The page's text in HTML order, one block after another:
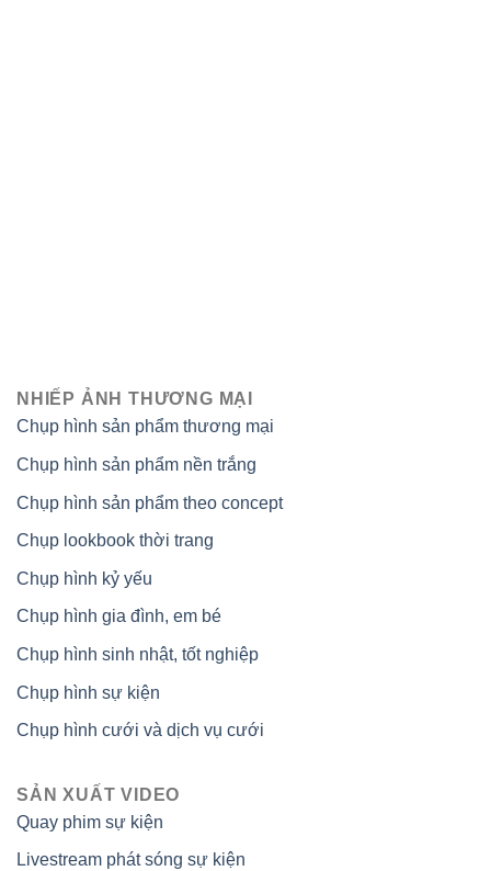
NHIẾP ẢNH THƯƠNG MẠI
Chụp hình sản phẩm thương mại
Chụp hình sản phẩm nền trắng
Chụp hình sản phẩm theo concept
Chụp lookbook thời trang
Chụp hình kỷ yếu
Chụp hình gia đình, em bé
Chụp hình sinh nhật, tốt nghiệp
Chụp hình sự kiện
Chụp hình cưới và dịch vụ cưới
SẢN XUẤT VIDEO
Quay phim sự kiện
Livestream phát sóng sự kiện